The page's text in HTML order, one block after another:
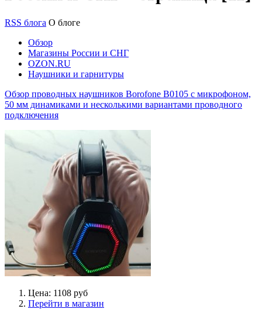
RSS блога О блоге
Обзор
Магазины России и СНГ
OZON.RU
Наушники и гарнитуры
Обзор проводных наушников Borofone B0105 с микрофоном,
50 мм динамиками и несколькими вариантами проводного
подключения
Цена: 1108 руб
Перейти в магазин